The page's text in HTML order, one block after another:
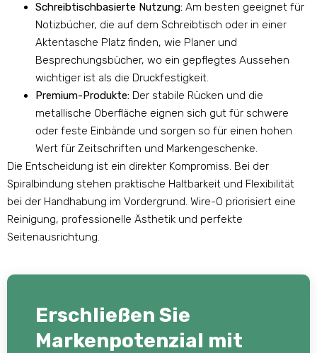
Schreibtischbasierte Nutzung: Am besten geeignet für
Notizbücher, die auf dem Schreibtisch oder in einer
Aktentasche Platz finden, wie Planer und
Besprechungsbücher, wo ein gepflegtes Aussehen
wichtiger ist als die Druckfestigkeit.
Premium-Produkte: Der stabile Rücken und die
metallische Oberfläche eignen sich gut für schwere
oder feste Einbände und sorgen so für einen hohen
Wert für Zeitschriften und Markengeschenke.
Die Entscheidung ist ein direkter Kompromiss. Bei der
Spiralbindung stehen praktische Haltbarkeit und Flexibilität
bei der Handhabung im Vordergrund. Wire-O priorisiert eine
Reinigung, professionelle Ästhetik und perfekte
Seitenausrichtung.
Erschließen Sie
Markenpotenzial mit